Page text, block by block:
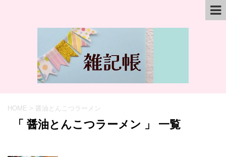
HOME > 醤油とんこつラーメン
「 醤油とんこつラーメン 」 一覧